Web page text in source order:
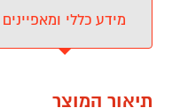
מידע כללי ומאפיינים
תיאור המוצר